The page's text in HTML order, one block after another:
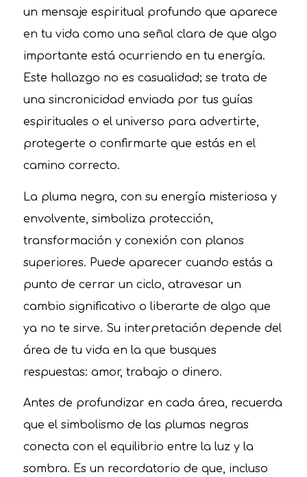
un mensaje espiritual profundo que aparece
en tu vida como una señal clara de que algo
importante está ocurriendo en tu energía.
Este hallazgo no es casualidad; se trata de
una sincronicidad enviada por tus guías
espirituales o el universo para advertirte,
protegerte o confirmarte que estás en el
camino correcto.
La pluma negra, con su energía misteriosa y
envolvente, simboliza protección,
transformación y conexión con planos
superiores. Puede aparecer cuando estás a
punto de cerrar un ciclo, atravesar un
cambio significativo o liberarte de algo que
ya no te sirve. Su interpretación depende del
área de tu vida en la que busques
respuestas: amor, trabajo o dinero.
Antes de profundizar en cada área, recuerda
que el simbolismo de las plumas negras
conecta con el equilibrio entre la luz y la
sombra. Es un recordatorio de que, incluso